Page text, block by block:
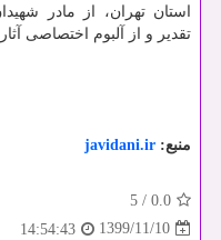
استان تهران، از مادر
تقدیر و از آلبوم اختصاصی
منبع: javidani.ir
0.0
/
5
1399/11/10
14:54:43